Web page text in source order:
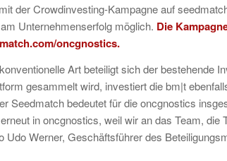
der Crowdinvesting-Kampagne auf
Unternehmenserfolg möglich. Die
oncgnostics.
Art beteiligt sich der bestehende
gesammelt wird, investiert die bm|t
Seedmatch bedeutet für die oncgnostics
in oncgnostics, weil wir an das Team,
Udo Werner, Geschäftsführer des